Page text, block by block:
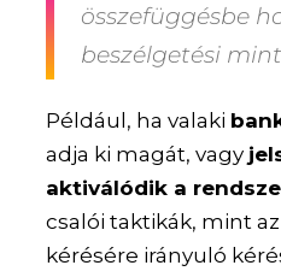
összefüggésbe
beszélgetési
Például, ha valaki
adja ki magát, vagy
aktiválódik a
csalói taktikák, mint az
kérésére irányuló